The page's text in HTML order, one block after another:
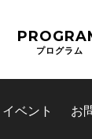
プログラム
イベント お